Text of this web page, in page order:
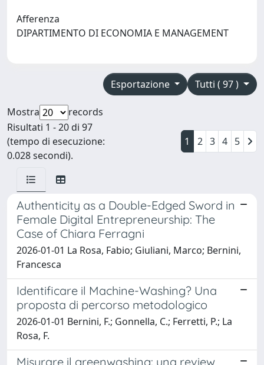
Afferenza
DIPARTIMENTO DI ECONOMIA E MANAGEMENT
Tutti ( 97 )
Esportazione
Mostra
records
Risultati 1 - 20 di 97
(tempo di esecuzione:
0.028 secondi).
1 2 3 4 5
Authenticity as a Double-Edged Sword in
Female Digital Entrepreneurship: The
Case of Chiara Ferragni
2026-01-01 La Rosa, Fabio; Giuliani, Marco; Bernini,
Francesca
Identificare il Machine-Washing? Una
proposta di percorso metodologico
2026-01-01 Bernini, F.; Gonnella, C.; Ferretti, P.; La
Rosa, F.
Misurare il greenwashing: una review